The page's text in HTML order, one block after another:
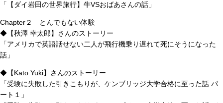
「【ダイ岩田の世界旅行】牛VSおばあさんの話」
Chapter２ とんでもない体験
◆【秋澤 幸太郎】さんのストーリー
「アメリカで英語話せない二人が飛行機乗り遅れて死にそうになった
話」
◆【Kato Yuki】さんのストーリー
「受験に失敗した引きこもりが、ケンブリッジ大学合格に至った話 パ
ート１」